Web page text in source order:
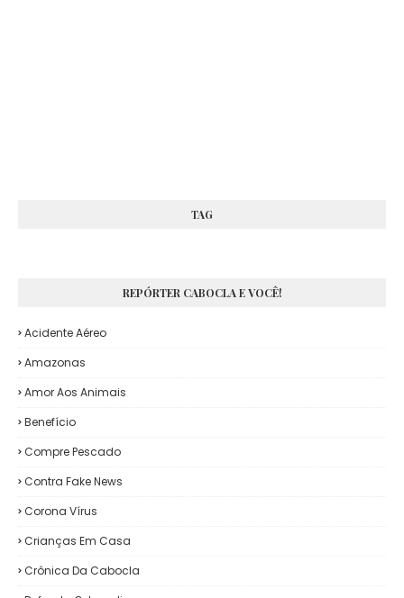
TAG
REPÓRTER CABOCLA E VOCÊ!
Acidente Aéreo
Amazonas
Amor Aos Animais
Benefício
Compre Pescado
Contra Fake News
Corona Vírus
Crianças Em Casa
Crônica Da Cabocla